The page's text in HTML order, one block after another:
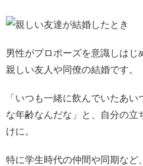
男性がプロポーズを意識しはじ
親しい友人や同僚の結婚です。
「いつも一緒に飲んでいたあ
な年齢なんだな」と、自分の
けに。
特に学生時代の仲間や同期など